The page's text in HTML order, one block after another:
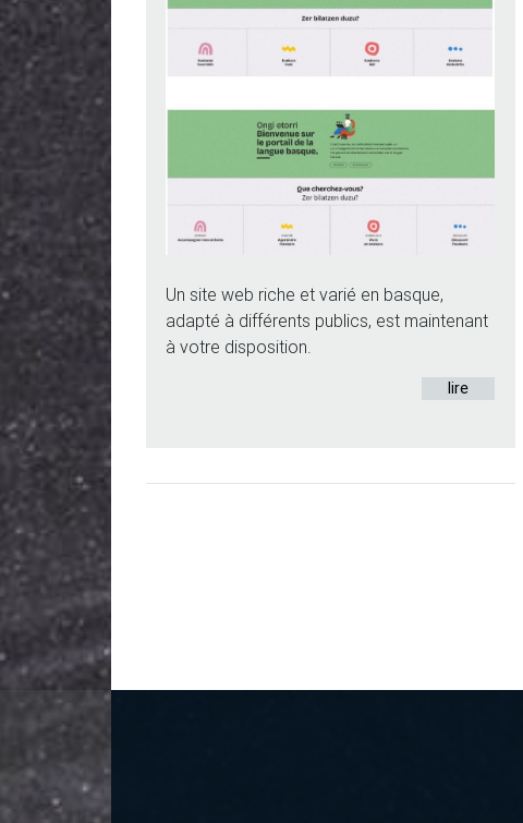
Un site web riche et varié en basque,
adapté à différents publics, est maintenant
à votre disposition.
lire